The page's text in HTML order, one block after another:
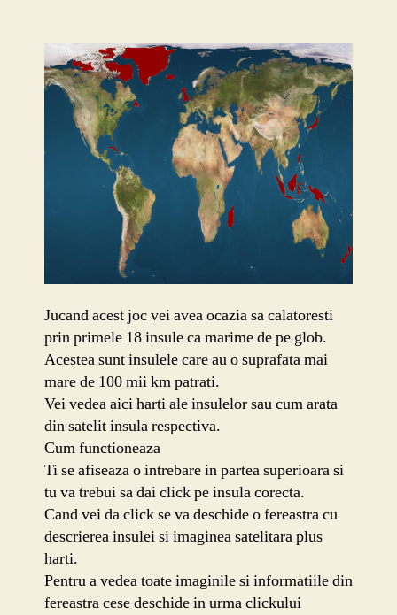
Jucand acest joc vei avea ocazia sa calatoresti
prin primele 18 insule ca marime de pe glob.
Acestea sunt insulele care au o suprafata mai
mare de 100 mii km patrati.
Vei vedea aici harti ale insulelor sau cum arata
din satelit insula respectiva.
Cum functioneaza
Ti se afiseaza o intrebare in partea superioara si
tu va trebui sa dai click pe insula corecta.
Cand vei da click se va deschide o fereastra cu
descrierea insulei si imaginea satelitara plus
harti.
Pentru a vedea toate imaginile si informatiile din
fereastra cese deschide in urma clickului